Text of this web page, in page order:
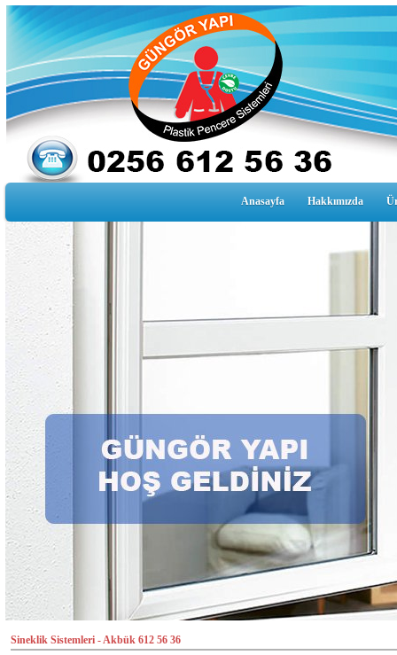
Anasayfa Hakkımızda
Sineklik Sistemleri - Akbük 612 56 36